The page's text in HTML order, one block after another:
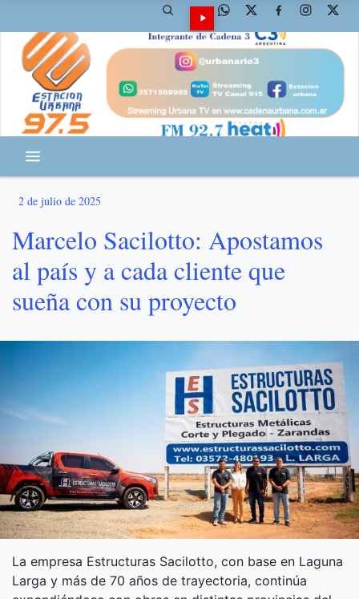
2 de julio de 2025
Marcelo Sacilotto: Apostamos
al país y a cada cliente que
sueña con su proyecto
La empresa Estructuras Sacilotto, con base en Laguna
Larga y más de 70 años de trayectoria, continúa